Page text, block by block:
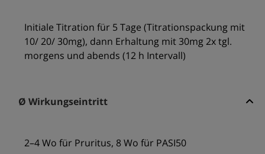
Initiale Titration für 5 Tage (Titrationspackung mit
10/ 20/ 30mg), dann Erhaltung mit 30mg 2x tgl.
morgens und abends (12 h Intervall)
Ø Wirkungseintritt
2–4 Wo für Pruritus, 8 Wo für PASI50